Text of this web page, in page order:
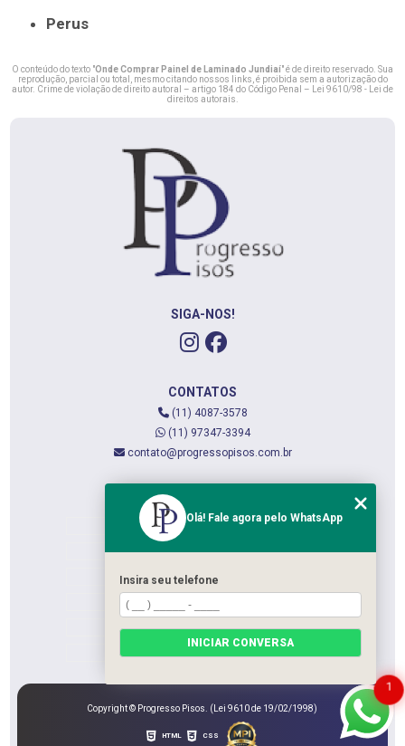
Perus
O conteúdo do texto "Onde Comprar Painel de Laminado Jundiaí" é de direito reservado. Sua
reprodução, parcial ou total, mesmo citando nossos links, é proibida sem a autorização do
autor. Crime de violação de direito autoral – artigo 184 do Código Penal –
Lei 9610/98 - Lei de
direitos autorais
SIGA-NOS!
CONTATOS
(11) 4087-3578
(11) 97347-3394
contato@progressopisos.com.br
QUEM SOMOS
SERVIÇOS
CATEGORIAS
Copyright © Progresso Pisos. (Lei 9610 de 19/02/1998)
HTML CSS
1
Olá! Fale agora pelo WhatsApp
Insira seu telefone
INICIAR CONVERSA